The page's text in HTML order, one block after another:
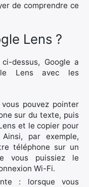
de comprendre ce
Lens ?
dessus, Google a
Lens avec les
pouvez pointer
sur du texte, puis
et le copier pour
par exemple,
téléphone sur un
vous puissiez le
Wi-Fi.
: lorsque vous